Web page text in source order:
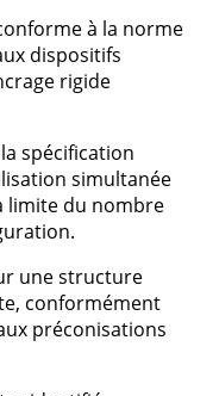
à la norme
dispositifs
rigide
spécification
simultanée
limite du nombre
une structure
conformément
préconisations